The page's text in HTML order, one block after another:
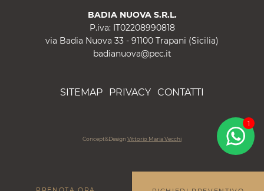
BADIA NUOVA S.R.L.
P.iva: IT02208990818
via Badia Nuova 33 - 91100 Trapani (Sicilia)
badianuova@pec.it
SITEMAP PRIVACY CONTATTI
Concept&DesignVittorio Maria Vecchi
1